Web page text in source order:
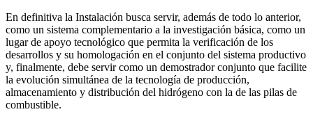
En definitiva la Instalación busca servir, además de todo lo anterior,
como un sistema complementario a la investigación básica, como un
lugar de apoyo tecnológico que permita la verificación de los
desarrollos y su homologación en el conjunto del sistema productivo
y, finalmente, debe servir como un demostrador conjunto que facilite
la evolución simultánea de la tecnología de producción,
almacenamiento y distribución del hidrógeno con la de las pilas de
combustible.